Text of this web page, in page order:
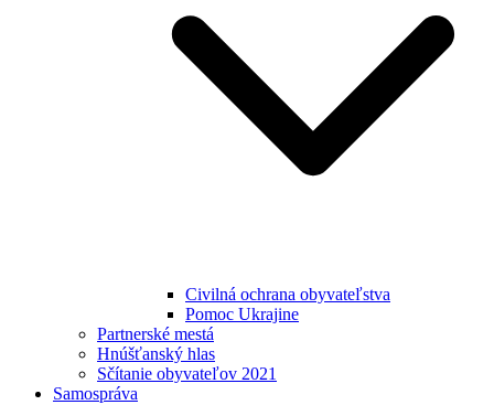
Civilná ochrana obyvateľstva
Pomoc Ukrajine
Partnerské mestá
Hnúšťanský hlas
Sčítanie obyvateľov 2021
Samospráva